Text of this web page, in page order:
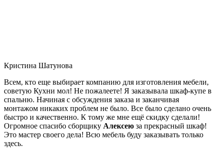
Кристина Шатунова
Всем, кто еще выбирает компанию для изготовления мебели,
советую Кухни мол! Не пожалеете! Я заказывала шкаф-купе в
спальню. Начиная с обсуждения заказа и заканчивая
монтажом никаких проблем не было. Все было сделано очень
быстро и качественно. К тому же мне ещё скидку сделали!
Огромное спасибо сборщику Алексею за прекрасный шкаф!
Это мастер своего дела! Всю мебель буду заказывать только
здесь.